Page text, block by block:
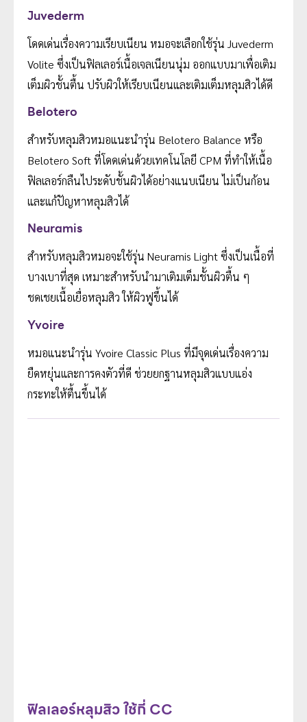
Juvederm
โดดเด่นเรื่องความเรียบเนียน หมอจะเลือกใช้รุ่น Juvederm
Volite ซึ่งเป็นฟิลเลอร์เนื้อเจลเนียนนุ่ม ออกแบบมาเพื่อเติม
เต็มผิวชั้นตื้น ปรับผิวให้เรียบเนียนและเติมเต็มหลุมสิวได้ดี
Belotero
สำหรับหลุมสิวหมอแนะนำรุ่น Belotero Balance หรือ
Belotero Soft ที่โดดเด่นด้วยเทคโนโลยี CPM ที่ทำให้เนื้อ
ฟิลเลอร์กลืนไประดับชั้นผิวได้อย่างแนบเนียน ไม่เป็นก้อน
และแก้ปัญหาหลุมสิวได้
Neuramis
สำหรับหลุมสิวหมอจะใช้รุ่น Neuramis Light ซึ่งเป็นเนื้อที่
บางเบาที่สุด เหมาะสำหรับนำมาเติมเต็มชั้นผิวตื้น ๆ
ชดเชยเนื้อเยื่อหลุมสิว ให้ผิวฟูขึ้นได้
Yvoire
หมอแนะนำรุ่น Yvoire Classic Plus ที่มีจุดเด่นเรื่องความ
ยืดหยุ่นและการคงตัวที่ดี ช่วยยกฐานหลุมสิวแบบแอ่ง
กระทะให้ตื้นขึ้นได้
ฟิลเลอร์หลุมสิว ใช้กี่ CC